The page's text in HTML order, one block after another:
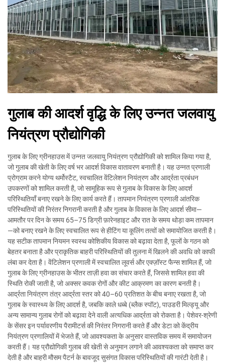
गुलाब की आदर्श वृद्धि के लिए उन्नत जलवायु
नियंत्रण प्रौद्योगिकी
गुलाब के लिए ग्रीनहाउस में उन्नत जलवायु नियंत्रण प्रौद्योगिकी को शामिल किया गया है,
जो गुलाब की खेती के लिए वर्ष भर आदर्श विकास वातावरण बनाती है। यह उन्नत प्रणाली
प्रोग्राम करने योग्य थर्मोस्टैट, स्वचालित वेंटिलेशन नियंत्रण और आर्द्रता प्रबंधन
उपकरणों को शामिल करती है, जो सामूहिक रूप से गुलाब के विकास के लिए आदर्श
परिस्थितियाँ बनाए रखने के लिए कार्य करते हैं। तापमान नियंत्रण प्रणाली आंतरिक
परिस्थितियों की निरंतर निगरानी करती है और गुलाब के विकास के लिए आदर्श सीमा—
आमतौर पर दिन के समय 65–75 डिग्री फ़ारेनहाइट और रात के समय थोड़ा कम तापमान
—को बनाए रखने के लिए स्वचालित रूप से हीटिंग या कूलिंग तत्वों को समायोजित करती है।
यह सटीक तापमान नियमन स्वस्थ कोशिकीय विकास को बढ़ावा देता है, फूलों के गठन को
बेहतर बनाता है और प्राकृतिक बाहरी परिस्थितियों की तुलना में खिलने की अवधि को काफी
लंबा कर देता है। वेंटिलेशन प्रणाली में स्वचालित लूवर्स और एक्ज़ॉस्ट फैन्स शामिल हैं, जो
गुलाब के लिए ग्रीनहाउस के भीतर ताज़ी हवा का संचार करते हैं, जिससे शामिल हवा की
स्थिति रोकी जाती है, जो अक्सर कवक रोगों और कीट आक्रमण का कारण बनती है।
आर्द्रता नियंत्रण तंत्र आर्द्रता स्तर को 40–60 प्रतिशत के बीच बनाए रखता है, जो
गुलाब के स्वास्थ्य के लिए आदर्श है, जबकि काले धब्बे (ब्लैक स्पॉट), पाउडरी मिल्ड्यू और
अन्य सामान्य गुलाब रोगों को बढ़ावा देने वाली अत्यधिक आर्द्रता को रोकता है। पेशेवर-श्रेणी
के सेंसर इन पर्यावरणीय पैरामीटर्स की निरंतर निगरानी करते हैं और डेटा को केंद्रीय
नियंत्रण प्रणालियों में भेजते हैं, जो आवश्यकता के अनुसार वास्तविक समय में समायोजन
करती हैं। यह प्रौद्योगिकी गुलाब की खेती से अनुमान लगाने की आवश्यकता को समाप्त कर
देती है और बाहरी मौसम पैटर्न के बावजूद सुसंगत विकास परिस्थितियों की गारंटी देती है।